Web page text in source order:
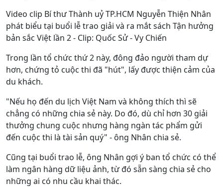
Video clip Bí thư Thành uỷ TP.HCM Nguyễn Thiện Nhân
phát biểu tại buổi lễ trao giải và ra mắt sách Tận hưởng
bản sắc Việt lần 2 - Clip: Quốc Sử - Vy Chiến
Trong lần tổ chức thứ 2 này, đông đảo người tham dự
hơn, chứng tỏ cuộc thi đã "hút", lấy được thiện cảm của
du khách.
"Nếu họ đến du lịch Việt Nam và không thích thì sẽ
chẳng có những chia sẻ này. Do đó, dù chỉ hơn 30 giải
thưởng chung cuộc nhưng hàng ngàn tác phẩm gửi
đến cuộc thi là tài sản quý" - ông Nhân chia sẻ.
Cũng tại buổi trao lễ, ông Nhân gợi ý ban tổ chức có thể
làm ngân hàng dữ liệu ảnh, từ đó sẵn sàng chia sẻ cho
những ai có nhu cầu khai thác.